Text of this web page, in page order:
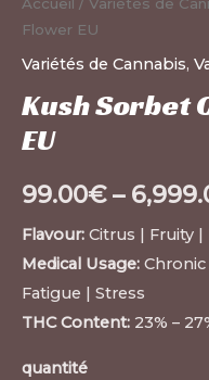
Flower EU
Variétés de Cannabis,
Kush Sorbet
EU
99.00€–
Flavour: Citrus | Fruity
Medical Usage:
Fatigue | Stress
THC Content: 23% –
quantité